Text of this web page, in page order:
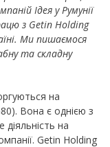
Ідея у Румунії
з Getin Holding
Ми пишаємося
та складну
на
Вона є однією з
на
Getin Holding